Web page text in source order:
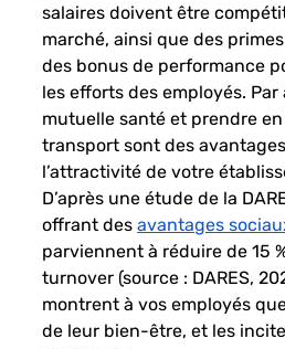
salaires doivent être
marché, ainsi que des
des bonus de performance
les efforts des employés.
mutuelle santé et prendre
transport sont des
l’attractivité de votre
D’après une étude de la
offrant des avantages
parviennent à réduire de 15
turnover (source : DARES,
montrent à vos employés
de leur bien-être, et les